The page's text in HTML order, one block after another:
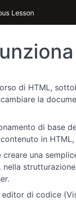
UX Designers
Lesson
di HTML,
la
di base
in
una
nella
editor di codice